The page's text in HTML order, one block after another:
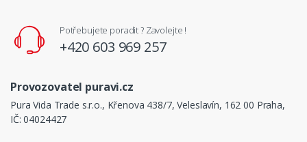
Potřebujete poradit ? Zavolejte !
+420 603 969 257
Provozovatel puravi.cz
Pura Vida Trade s.r.o., Křenova 438/7, Veleslavín, 162 00 Praha,
IČ: 04024427